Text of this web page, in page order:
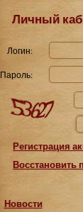
Личный
Логин:
Пароль:
Регистрация
Восстановить
Новости